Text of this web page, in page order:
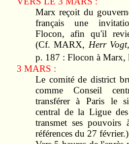
Marx reçoit du
français une
Flocon, afin qu'il
(Cf. MARX, Herr Vogt,
p. 187 : Flocon à Marx,
3 MARS :
Le comité de district
comme Conseil
transférer à Paris le
central de la Ligue
transmet ses
références du 27 février.)